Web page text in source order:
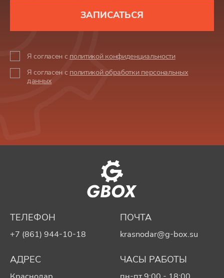
ЗАПИСАТЬСЯ
Я согласен с политикой конфиденциальности
Я согласен с политикой обработки персональных
данных
ТЕЛЕФОН
+7 (861) 944-10-18
ПОЧТА
krasnodar@g-box.su
АДРЕС ЧАСЫ РАБОТЫ